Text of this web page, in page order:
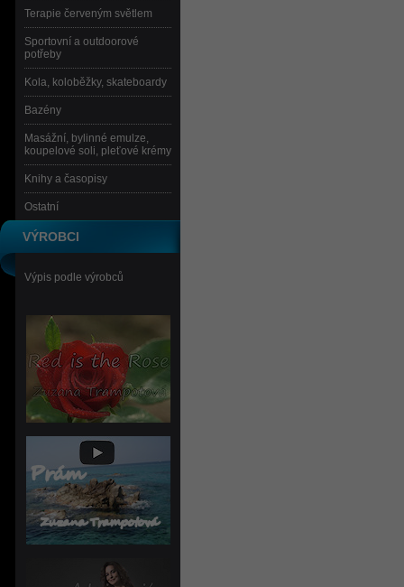
Terapie červeným světlem
Sportovní a outdoorové
potřeby
Kola, koloběžky, skateboardy
Bazény
Masážní, bylinné emulze,
koupelové soli, pleťové krémy
Knihy a časopisy
Ostatní
VÝROBCI
Výpis podle výrobců